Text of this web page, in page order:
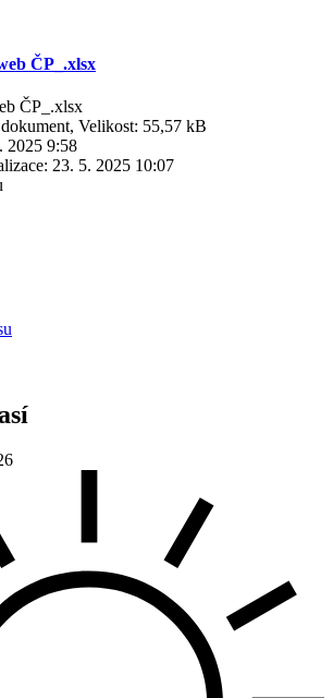
ČP_.xlsx
ČP_.xlsx
Velikost: 55,57 kB
2025 9:58
23. 5. 2025 10:07